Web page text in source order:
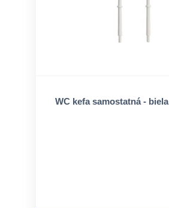
WC kefa samostatná - biela